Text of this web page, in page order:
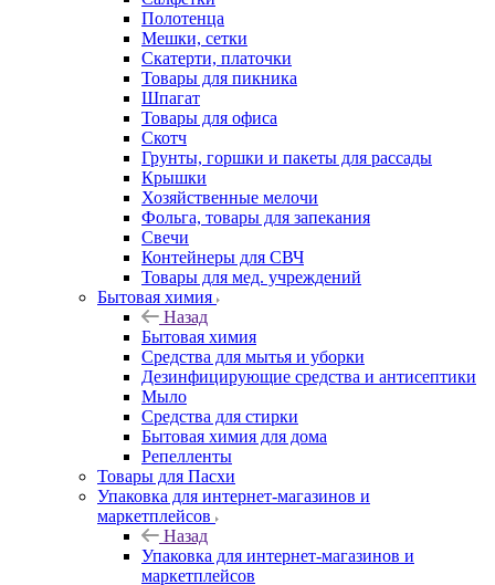
Полотенца
Мешки, сетки
Скатерти, платочки
Товары для пикника
Шпагат
Товары для офиса
Скотч
Грунты, горшки и пакеты для рассады
Крышки
Хозяйственные мелочи
Фольга, товары для запекания
Свечи
Контейнеры для СВЧ
Товары для мед. учреждений
Бытовая химия
Назад
Бытовая химия
Средства для мытья и уборки
Дезинфицирующие средства и антисептики
Мыло
Средства для стирки
Бытовая химия для дома
Репелленты
Товары для Пасхи
Упаковка для интернет-магазинов и
маркетплейсов
Назад
Упаковка для интернет-магазинов и
маркетплейсов